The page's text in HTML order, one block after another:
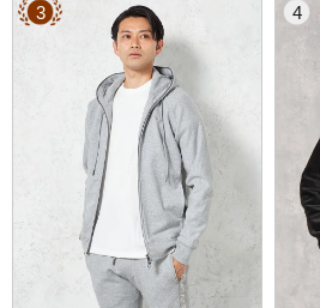
3 4